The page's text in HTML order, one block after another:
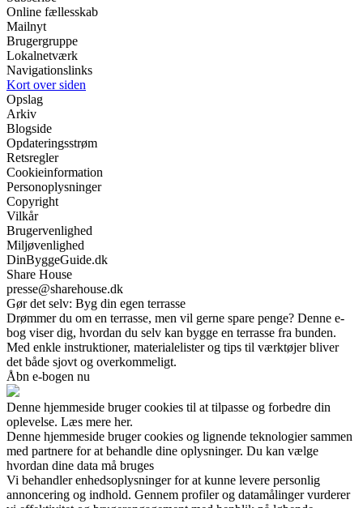
Online fællesskab
Mailnyt
Brugergruppe
Lokalnetværk
Navigationslinks
Kort over siden
Opslag
Arkiv
Blogside
Opdateringsstrøm
Retsregler
Cookieinformation
Personoplysninger
Copyright
Vilkår
Brugervenlighed
Miljøvenlighed
DinByggeGuide.dk
Share House
presse@sharehouse.dk
Gør det selv: Byg din egen terrasse
Drømmer du om en terrasse, men vil gerne spare penge? Denne e-
bog viser dig, hvordan du selv kan bygge en terrasse fra bunden.
Med enkle instruktioner, materialelister og tips til værktøjer bliver
det både sjovt og overkommeligt.
Åbn e-bogen nu
Denne hjemmeside bruger cookies til at tilpasse og forbedre din
oplevelse. Læs mere her.
Denne hjemmeside bruger cookies og lignende teknologier sammen
med partnere for at behandle dine oplysninger. Du kan vælge
hvordan dine data må bruges
Vi behandler enhedsoplysninger for at kunne levere personlig
annoncering og indhold. Gennem profiler og datamålinger vurderer